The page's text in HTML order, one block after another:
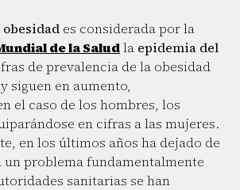
obesidad es considerada por la
de la Saludla epidemia del
de prevalencia de la obesidad
siguen en aumento,
el caso de los hombres, los
en cifras a las mujeres.
en los últimos años ha dejado de
un problema fundamentalmente
sanitarias se han